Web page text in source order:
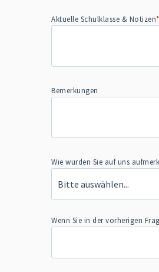
Aktuelle Schulklasse & Notizen*
Bemerkungen
Wie wurden Sie auf uns
Wenn Sie in der vorherigen